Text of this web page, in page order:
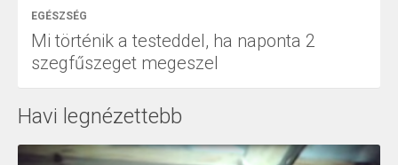
EGÉSZSÉG
Mi történik a testeddel, ha naponta 2
szegfűszeget megeszel
Havi legnézettebb